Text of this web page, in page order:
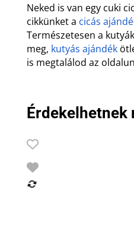
Neked is van egy cuki
cikkünket a cicás
Természetesen a
meg, kutyás ajándék
is megtalálod az
Érdekelhetnek